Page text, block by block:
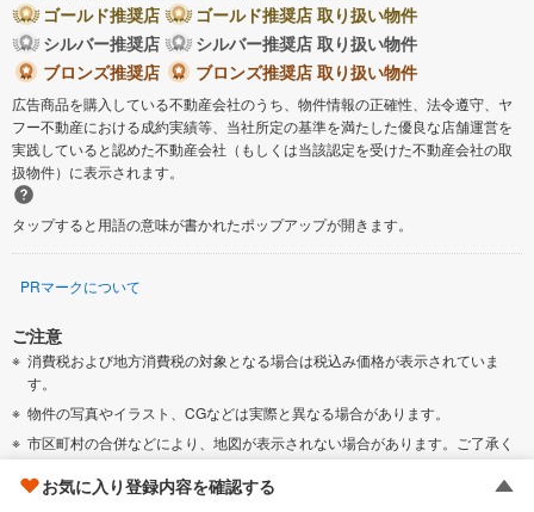
ゴールド推奨店
ゴールド推奨店 取り扱い物件
シルバー推奨店
シルバー推奨店 取り扱い物件
ブロンズ推奨店
ブロンズ推奨店 取り扱い物件
広告商品を購入している不動産会社のうち、物件情報の正確性、法令遵守、ヤ
フー不動産における成約実績等、当社所定の基準を満たした優良な店舗運営を
実践していると認めた不動産会社（もしくは当該認定を受けた不動産会社の取
扱物件）に表示されます。
タップすると用語の意味が書かれたポップアップが開きます。
PRマークについて
ご注意
消費税および地方消費税の対象となる場合は税込み価格が表示されていま
す。
物件の写真やイラスト、CGなどは実際と異なる場合があります。
市区町村の合併などにより、地図が表示されない場合があります。ご了承く
ださい。
「新築一戸建て」には、完成後1年を経過している未入居物件が掲載されてい
お気に入り登録内容を確認する